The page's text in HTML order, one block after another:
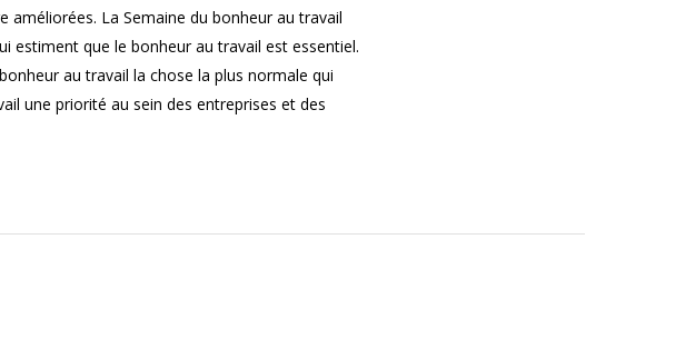
améliorées. La Semaine du bonheur au travail
estiment que le bonheur au travail est essentiel.
au travail la chose la plus normale qui
une priorité au sein des entreprises et des